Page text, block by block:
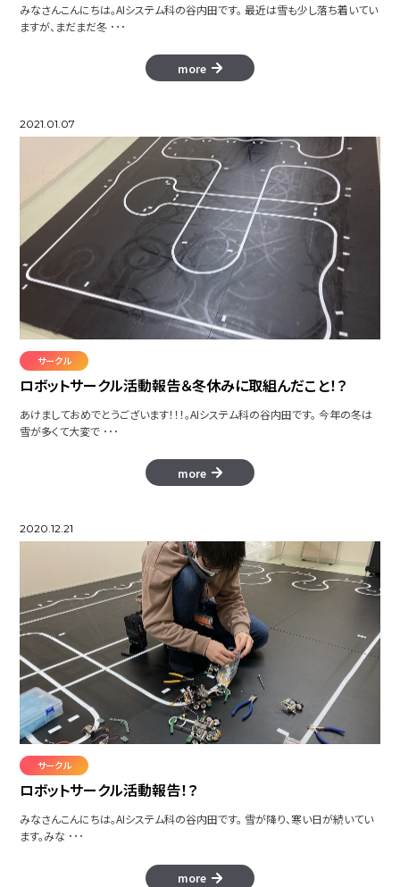
みなさんこんにちは。AIシステム科の谷内田です。 最近は雪も少し落ち着いてい
ますが、まだまだ冬 ･･･
more
2021.01.07
サークル
ロボットサークル活動報告＆冬休みに取組んだこと！？
あけましておめでとうございます！！！。AIシステム科の谷内田です。 今年の冬は
雪が多くて大変で ･･･
more
2020.12.21
サークル
ロボットサークル活動報告！？
みなさんこんにちは。AIシステム科の谷内田です。 雪が降り、寒い日が続いてい
ます。みな ･･･
more